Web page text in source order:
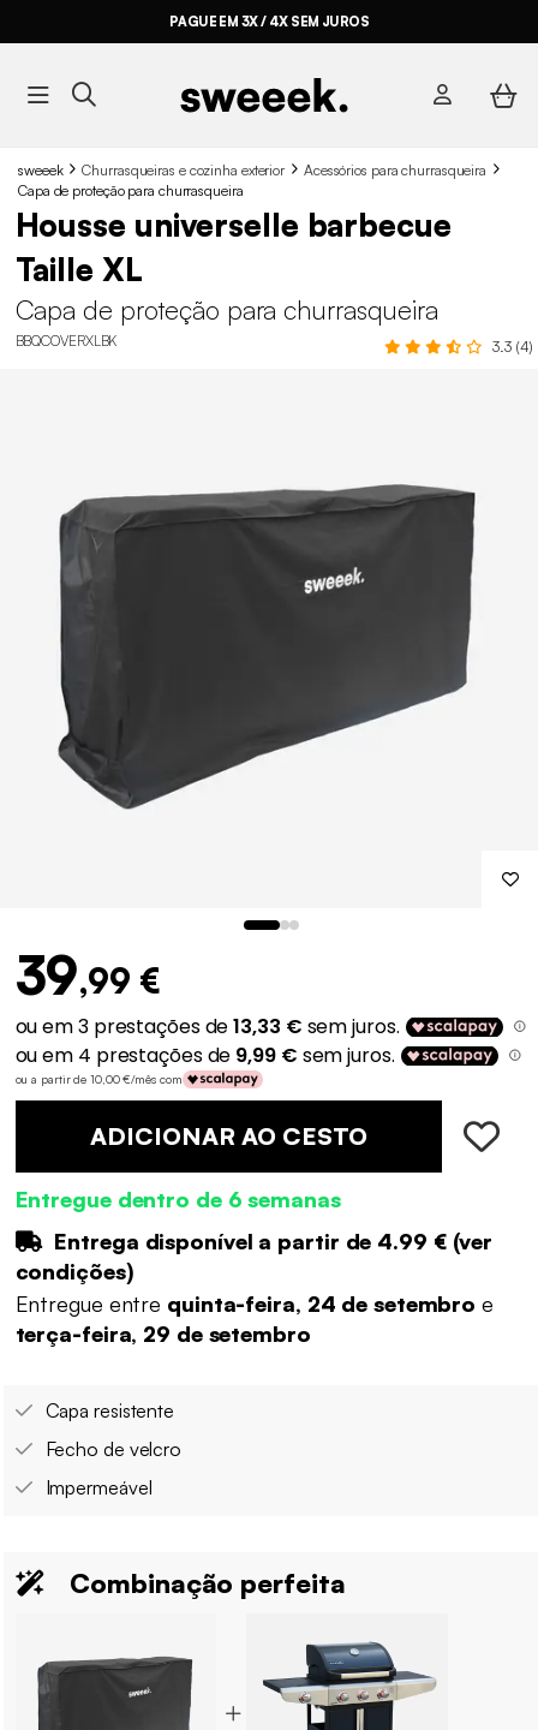
PAGUE EM 3X / 4X SEM JUROS
sweeek Churrasqueiras e cozinha exterior
Acessórios para churrasqueira
Capa de proteção para churrasqueira
Housse universelle barbecue
Taille XL
Capa de proteção para churrasqueira
BBQCOVERXLBK 3.3 (4)
39,99 €
ou a partir de 10,00 €/mês com
ADICIONAR AO CESTO
Entregue dentro de 6 semanas
Entrega disponível a partir de 4.99 €(ver
condições)
Entregue entre quinta-feira, 24 de setembroe
terça-feira, 29 de setembro
Capa resistente
Fecho de velcro
Impermeável
Combinação perfeita